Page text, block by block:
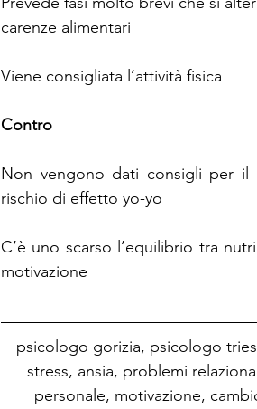
carenze alimentari
Viene consigliata l’attività fisica
Contro
Non vengono dati consigli per il
rischio di effetto yo-yo
C’è uno scarso l’equilibrio tra
motivazione
psicologo gorizia, psicologo
stress, ansia, problemi
personale, motivazione,